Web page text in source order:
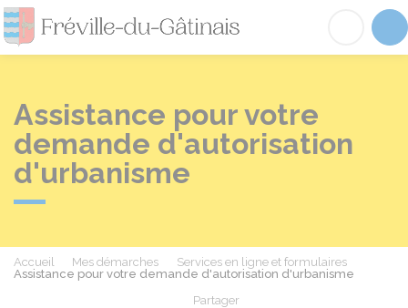
Fréville-du-
Assistance pour votre
demande d'autorisation
d'urbanisme
Accueil Mes démarches
Services en ligne et formulaires
Assistance pour votre demande d'autorisation d'urbanisme
Partager